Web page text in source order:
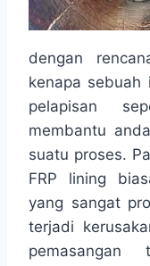
dengan
kenapa sebuah
pelapisan
membantu
suatu proses.
FRP lining
yang sangat
terjadi
pemasangan